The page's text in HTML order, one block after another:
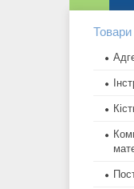
Товари